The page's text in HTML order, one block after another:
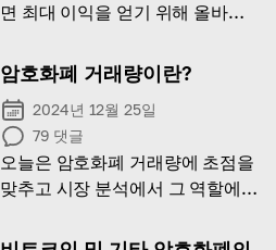
면 최대 이익을 얻기 위해 올바르
모든 것을 설명하겠습니다!
암호화폐 거래량이란?
2024년 12월 25일
79 댓글
오늘은 암호화폐 거래량에 초점을
맞추고 시장 분석에서 그 역할에